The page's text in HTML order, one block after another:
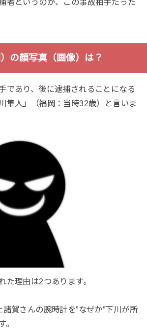
者というのが、この事故相手だった
の顔写真（画像）は？
であり、後に逮捕されることになる
隼人」（福岡：当時32歳）と言いま
た理由は2つあります。
賀さんの腕時計を”なぜか”下川が所
。